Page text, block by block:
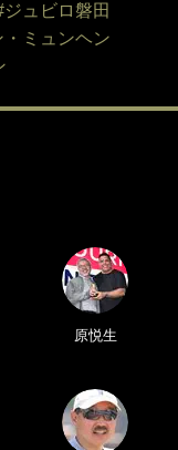
ジュビロ磐田
ミュンヘン
原悦生